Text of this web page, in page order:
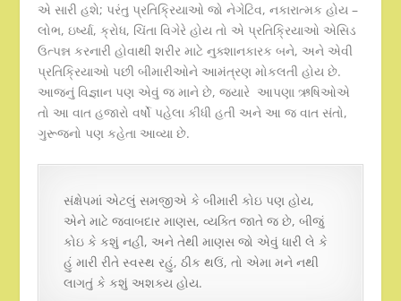
એ સારી હશે; પરંતુ પ્રતિક્રિયાઓ જો નેગેટિવ, નકારાત્મક હોય –
લોભ, ઇર્ષ્યા, ક્રોધ, ચિંતા વિગેરે હોય તો એ પ્રતિક્રિયાઓ એસિડ
ઉત્પન્ન કરનારી હોવાથી શરીર માટે નુક્શાનકારક બને, અને એવી
પ્રતિક્રિયાઓ પછી બીમારીઓને આમંત્રણ મોકલતી હોય છે.
આજનું વિજ્ઞાન પણ એવું જ માને છે, જ્યારે આપણા ઋષિઓએ
તો આ વાત હજારો વર્ષો પહેલા કીધી હતી અને આ જ વાત સંતો,
ગુરૂજનો પણ કહેતા આવ્યા છે.
સંક્ષેપમાં એટલું સમજીએ કે બીમારી કોઇ પણ હોય,
એને માટે જવાબદાર માણસ, વ્યક્તિ જાતે જ છે, બીજું
કોઇ કે કશું નહીં, અને તેથી માણસ જો એવું ધારી લે કે
હું મારી રીતે સ્વસ્થ રહું, ઠીક થઉં, તો એમા મને નથી
લાગતું કે કશું અશક્ય હોય.